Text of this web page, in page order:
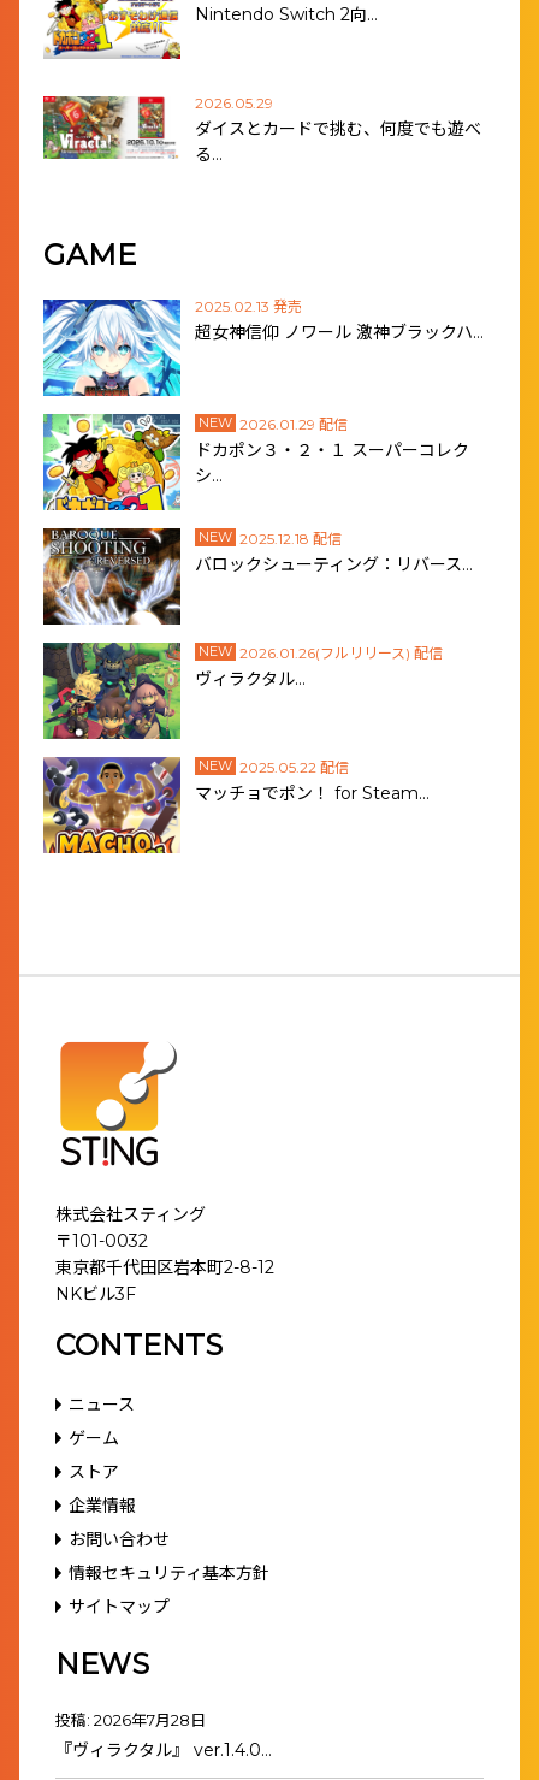
Nintendo Switch 2向…
2026.05.29
ダイスとカードで挑む、何度でも遊べ
る…
GAME
2025.02.13 発売
超女神信仰 ノワール 激神ブラックハ…
NEW 2026.01.29 配信
ドカポン３・２・１ スーパーコレク
シ…
NEW 2025.12.18 配信
バロックシューティング：リバース…
NEW 2026.01.26(フルリリース) 配信
ヴィラクタル…
NEW 2025.05.22 配信
マッチョでポン！ for Steam…
株式会社スティング
〒101-0032
東京都千代田区岩本町2-8-12
NKビル3F
CONTENTS
ニュース
ゲーム
ストア
企業情報
お問い合わせ
情報セキュリティ基本方針
サイトマップ
NEWS
投稿: 2026年7月28日
『ヴィラクタル』 ver.1.4.0…